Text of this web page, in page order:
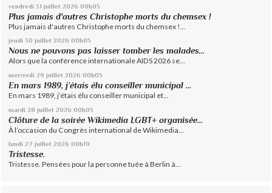
vendredi 31 juillet 2026 00h05
Plus jamais d'autres Christophe morts du chemsex !
Plus jamais d'autres Christophe morts du chemsex !...
jeudi 30 juillet 2026 00h05
Nous ne pouvons pas laisser tomber les malades...
Alors que la conférence internationale AIDS 2026 se...
mercredi 29 juillet 2026 00h05
En mars 1989, j’étais élu conseiller municipal ...
En mars 1989, j’étais élu conseiller municipal et...
mardi 28 juillet 2026 00h05
Clôture de la soirée Wikimedia LGBT+ organisée...
À l’occasion du Congrès international de Wikimedia...
lundi 27 juillet 2026 00h19
Tristesse.
Tristesse. Pensées pour la personne tuée à Berlin à...